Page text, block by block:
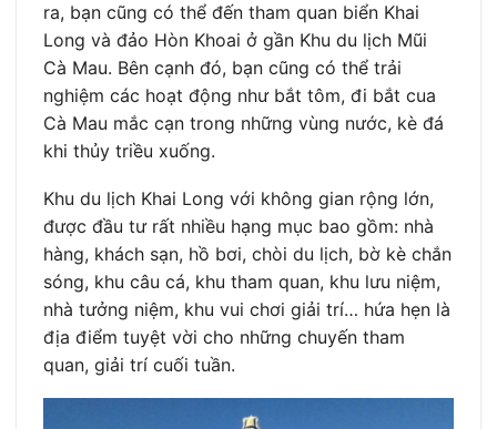
ra, bạn cũng có thể đến tham quan biển Khai
Long và đảo Hòn Khoai ở gần Khu du lịch Mũi
Cà Mau. Bên cạnh đó, bạn cũng có thể trải
nghiệm các hoạt động như bắt tôm, đi bắt cua
Cà Mau mắc cạn trong những vùng nước, kè đá
khi thủy triều xuống.
Khu du lịch Khai Long với không gian rộng lớn,
được đầu tư rất nhiều hạng mục bao gồm: nhà
hàng, khách sạn, hồ bơi, chòi du lịch, bờ kè chắn
sóng, khu câu cá, khu tham quan, khu lưu niệm,
nhà tưởng niệm, khu vui chơi giải trí… hứa hẹn là
địa điểm tuyệt vời cho những chuyến tham
quan, giải trí cuối tuần.